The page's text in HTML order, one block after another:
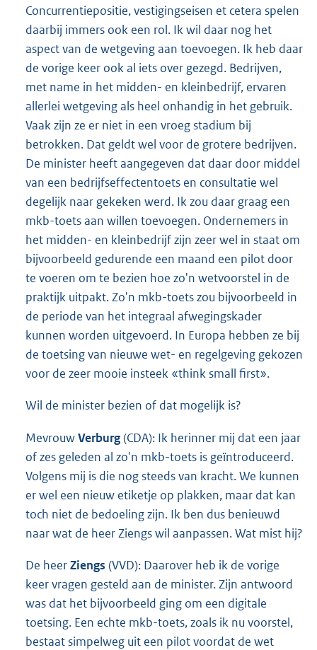
Concurrentiepositie, vestigingseisen et cetera spelen
daarbij immers ook een rol. Ik wil daar nog het
aspect van de wetgeving aan toevoegen. Ik heb daar
de vorige keer ook al iets over gezegd. Bedrijven,
met name in het midden- en kleinbedrijf, ervaren
allerlei wetgeving als heel onhandig in het gebruik.
Vaak zijn ze er niet in een vroeg stadium bij
betrokken. Dat geldt wel voor de grotere bedrijven.
De minister heeft aangegeven dat daar door middel
van een bedrijfseffectentoets en consultatie wel
degelijk naar gekeken werd. Ik zou daar graag een
mkb-toets aan willen toevoegen. Ondernemers in
het midden- en kleinbedrijf zijn zeer wel in staat om
bijvoorbeeld gedurende een maand een pilot door
te voeren om te bezien hoe zo'n wetvoorstel in de
praktijk uitpakt. Zo'n mkb-toets zou bijvoorbeeld in
de periode van het integraal afwegingskader
kunnen worden uitgevoerd. In Europa hebben ze bij
de toetsing van nieuwe wet- en regelgeving gekozen
voor de zeer mooie insteek «think small first».
Wil de minister bezien of dat mogelijk is?
MevrouwVerburg(CDA): Ik herinner mij dat een jaar
of zes geleden al zo'n mkb-toets is geïntroduceerd.
Volgens mij is die nog steeds van kracht. We kunnen
er wel een nieuw etiketje op plakken, maar dat kan
toch niet de bedoeling zijn. Ik ben dus benieuwd
naar wat de heer Ziengs wil aanpassen. Wat mist hij?
De heerZiengs (VVD): Daarover heb ik de vorige
keer vragen gesteld aan de minister. Zijn antwoord
was dat het bijvoorbeeld ging om een digitale
toetsing. Een echte mkb-toets, zoals ik nu voorstel,
bestaat simpelweg uit een pilot voordat de wet